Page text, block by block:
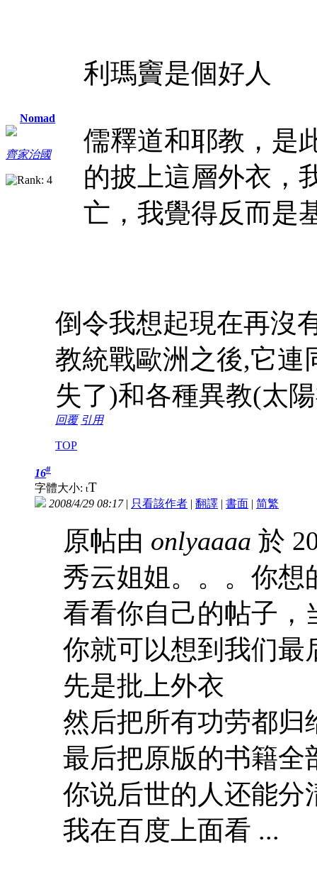
Nomad
齊家治國
利瑪竇是個好人
儒釋道和耶教，是
的披上這層外衣，
亡，我覺得反而是
倒令我想起現在再沒
教統戰歐洲之後,它連
失了)和各種異教(太
回覆 引用
TOP
16#
字體大小: tT
2008/4/29 08:17| 只看該作者 | 翻譯 | 書面 | 简繁
原帖由 onlyaaaa 於
秀云姐姐。。。你想
看看你自己的帖子，
你就可以想到我们最
先是批上外衣
然后把所有功劳都归
最后把原版的书籍全
你说后世的人还能分
我在百度上面看 ...